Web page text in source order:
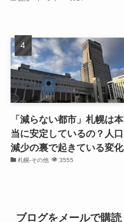
「減らない都市」札幌は本
当に安定しているの？人口
減少の裏で起きている変化
札幌-その他 3555
ブログをメールで購読